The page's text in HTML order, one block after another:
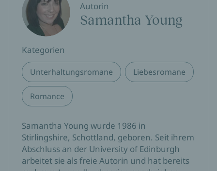
Autorin
Samantha Young
Kategorien
Unterhaltungsromane Liebesromane
Romance
Samantha Young wurde 1986 in
Stirlingshire, Schottland, geboren. Seit ihrem
Abschluss an der University of Edinburgh
arbeitet sie als freie Autorin und hat bereits